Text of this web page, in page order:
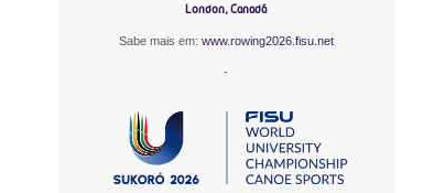
London, Canadá
Sabe mais em: www.rowing2026.fisu.net
-